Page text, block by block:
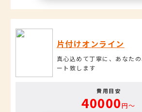
片付けオンライン
真心込めて丁寧に、あなた
ート致します
費用目安
40000円〜